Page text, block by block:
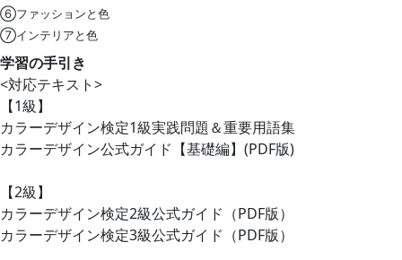
⑥ファッションと色
⑦インテリアと色
学習の手引き
<対応テキスト>
【1級】
カラーデザイン検定1級実践問題＆重要用語集
カラーデザイン公式ガイド【基礎編】(PDF版)
【2級】
カラーデザイン検定2級公式ガイド（PDF版）
カラーデザイン検定3級公式ガイド（PDF版）